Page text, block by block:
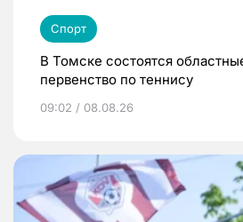
Спорт
В Томске состоятся
первенство по теннису
09:02 / 08.08.26